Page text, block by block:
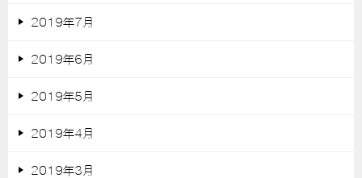
2019年7月
2019年6月
2019年5月
2019年4月
2019年3月